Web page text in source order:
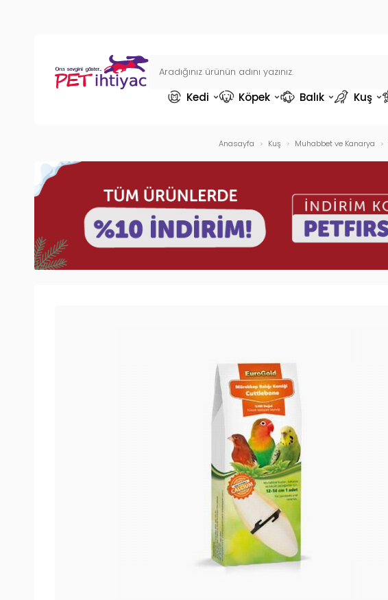
Kedi Köpek Balık Kuş
Anasayfa Kuş Muhabbet ve Kanarya